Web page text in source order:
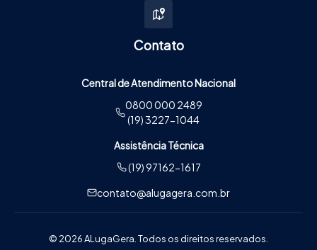
Contato
Central de Atendimento Nacional
0800 000 2489
(19) 3227-1044
Assistência Técnica
(19) 97162-1617
contato@alugagera.com.br
© 2026 ALugaGera. Todos os direitos reservados.